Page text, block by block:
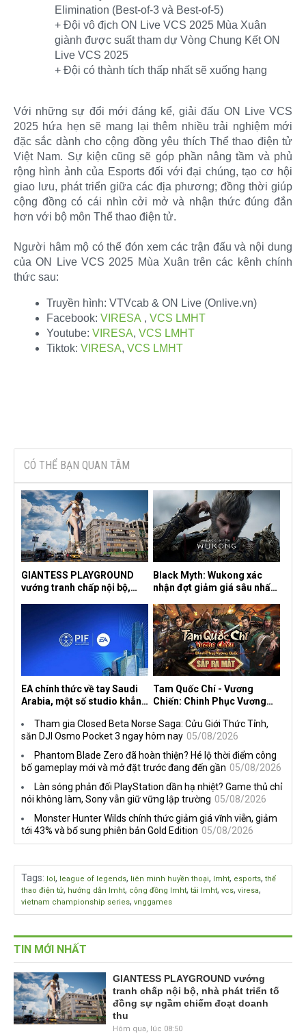
Elimination (Best-of-3 và Best-of-5)​
+ Đội vô địch ON Live VCS 2025 Mùa Xuân
giành được suất tham dự Vòng Chung Kết ON
Live VCS 2025​
+ Đội có thành tích thấp nhất sẽ xuống hạng​
Với những sự đổi mới đáng kể, giải đấu ON Live VCS
2025 hứa hẹn sẽ mang lại thêm nhiều trải nghiệm mới
đặc sắc dành cho cộng đồng yêu thích Thể thao điện tử
Việt Nam. Sự kiện cũng sẽ góp phần nâng tầm và phủ
rộng hình ảnh của Esports đối với đại chúng, tạo cơ hội
giao lưu, phát triển giữa các địa phương; đồng thời giúp
cộng đồng có cái nhìn cởi mở và nhận thức đúng đắn
hơn với bộ môn Thể thao điện tử.
Người hâm mộ có thể đón xem các trận đấu và nội dung
của ON Live VCS 2025 Mùa Xuân trên các kênh chính
thức sau:​
Truyền hình: VTVcab & ON Live (Onlive.vn)
Facebook: VIRESA , VCS LMHT
Youtube: VIRESA, VCS LMHT
Tiktok: VIRESA, VCS LMHT
CÓ THỂ BẠN QUAN TÂM
GIANTESS PLAYGROUND
vướng tranh chấp nội bộ,
ngầm chiếm đoạt doanh thu
Black Myth: Wukong xác
nhận đợt giảm giá sâu nhất
trên mọi nền tảng
EA chính thức về tay Saudi
Arabia, một số studio khẳng
lược DEI
Tam Quốc Chí - Vương
Chiến: Chinh Phục Vương
sáu thị trường Đông Nam Á
Tham gia Closed Beta Norse Saga: Cửu Giới Thức Tỉnh,
săn DJI Osmo Pocket 3 ngay hôm nay 05/08/2026
Phantom Blade Zero đã hoàn thiện? Hé lộ thời điểm công
bố gameplay mới và mở đặt trước đang đến gần 05/08/2026
Làn sóng phản đối PlayStation dần hạ nhiệt? Game thủ chỉ
nói không làm, Sony vẫn giữ vững lập trường 05/08/2026
Monster Hunter Wilds chính thức giảm giá vĩnh viễn, giảm
tới 43% và bổ sung phiên bản Gold Edition 05/08/2026
Tags: lol , league of legends, liên minh huyền thoại, lmht, esports, thể
thao điện tử, hướng dẫn lmht, cộng đồng lmht, tải lmht, vcs, viresa,
vietnam championship series, vnggames
TIN MỚI NHẤT
GIANTESS PLAYGROUND vướng
tranh chấp nội bộ, nhà phát triển tố
đồng sự ngầm chiếm đoạt doanh
thu
Hôm qua, lúc 08:50